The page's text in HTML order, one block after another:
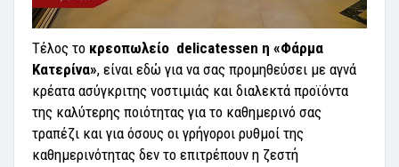
Τέλος το κρεοπωλείο  delicatessen η «Φάρμα
Κατερίνα», είναι εδώ για να σας προμηθεύσει με αγνά
κρέατα ασύγκριτης νοστιμιάς και διαλεκτά προϊόντα
της καλύτερης ποιότητας για το καθημερινό σας
τραπέζι και για όσους οι γρήγοροι ρυθμοί της
καθημερινότητας δεν το επιτρέπουν η ζεστή